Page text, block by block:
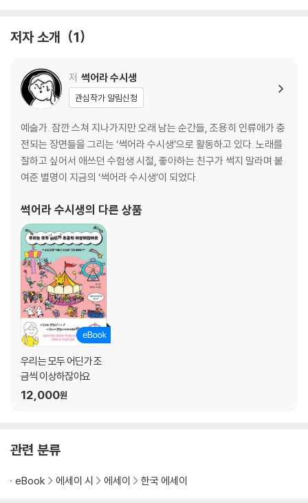
승훈이 이야기
농구 교실
바늘도둑이 바늘도둑으로 남다
할아버지
혼자 사는 친구 집 방문하는 만화
2장. 다정한 세상
새들의 쉼터
같은 마음으로
생리통
빵모자 할아버지
강아지를 만나다
멋쟁이들이 부러워
아리 이야기
어느 문화권에나 만두가 있다
친절함의 모자
오래된 집
국수 노나먹는 사람들
밤 버스
family
저자 소개 1
저 썩어라 수시생
관심작가 알림신청
예술가. 잠깐 스쳐 지나가지만 오래 남는 순간들, 조용히 인류애가 충
전되는 장면들을 그리는 ‘썩어라 수시생’으로 활동하고 있다. 노래를
잘하고 싶어서 애쓰던 수험생 시절, 좋아하는 친구가 썩지 말라며 붙
여준 별명이 지금의 ‘썩어라 수시생’이 되었다.
썩어라 수시생의 다른 상품
우리는 모두 어딘가 조
금씩 이상하잖아요
12,000원
관련 분류
eBook 에세이 시 에세이 한국 에세이